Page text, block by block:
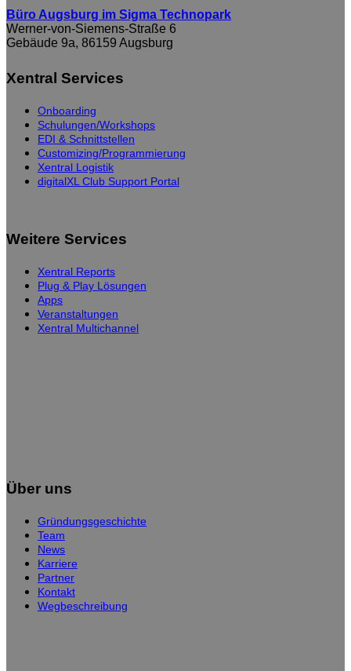
Büro Augsburg im Sigma Technopark
Werner-von-Siemens-Straße 6
Gebäude 9a, 86159 Augsburg
Xentral Services
Onboarding
Schulungen/Workshops
EDI & Schnittstellen
Customizing/Programmierung
Xentral Logistik
digitalXL Club Support Portal
Weitere Services
Xentral Reports
Plug & Play Lösungen
Apps
Veranstaltungen
Xentral Multichannel
Über uns
Gründungsgeschichte
Team
News
Karriere
Partner
Kontakt
Wegbeschreibung